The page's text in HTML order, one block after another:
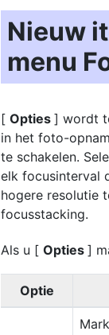
Nieuw
menu
[ Opties ] wordt
in het foto-
te schakelen.
elk focusinterval
hogere resolutie
focusstacking.
Als u [ Opties ]
Optie